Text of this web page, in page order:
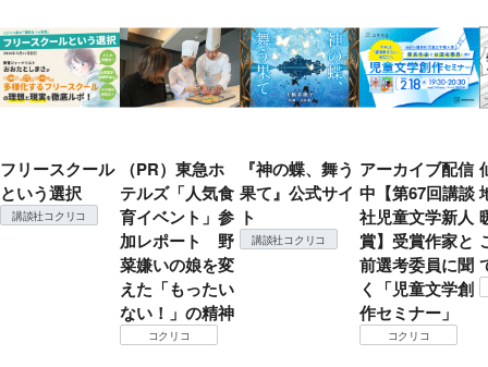
フリースクール
という選択
講談社コクリコ
（PR）東急ホ
テルズ「人気食
育イベント」参
加レポート 野
菜嫌いの娘を変
えた「もったい
ない！」の精神
コクリコ
『神の蝶、舞う
果て』公式サイ
ト
講談社コクリコ
アーカイブ配信
中【第67回講談
社児童文学新人
賞】受賞作家と
前選考委員に聞
く「児童文学創
作セミナー」
コクリコ